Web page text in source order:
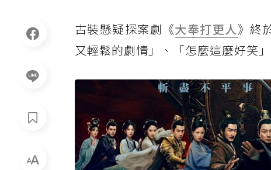
古裝懸疑探案劇《大奉打更人》終
又輕鬆的劇情」、「怎麼這麼好笑